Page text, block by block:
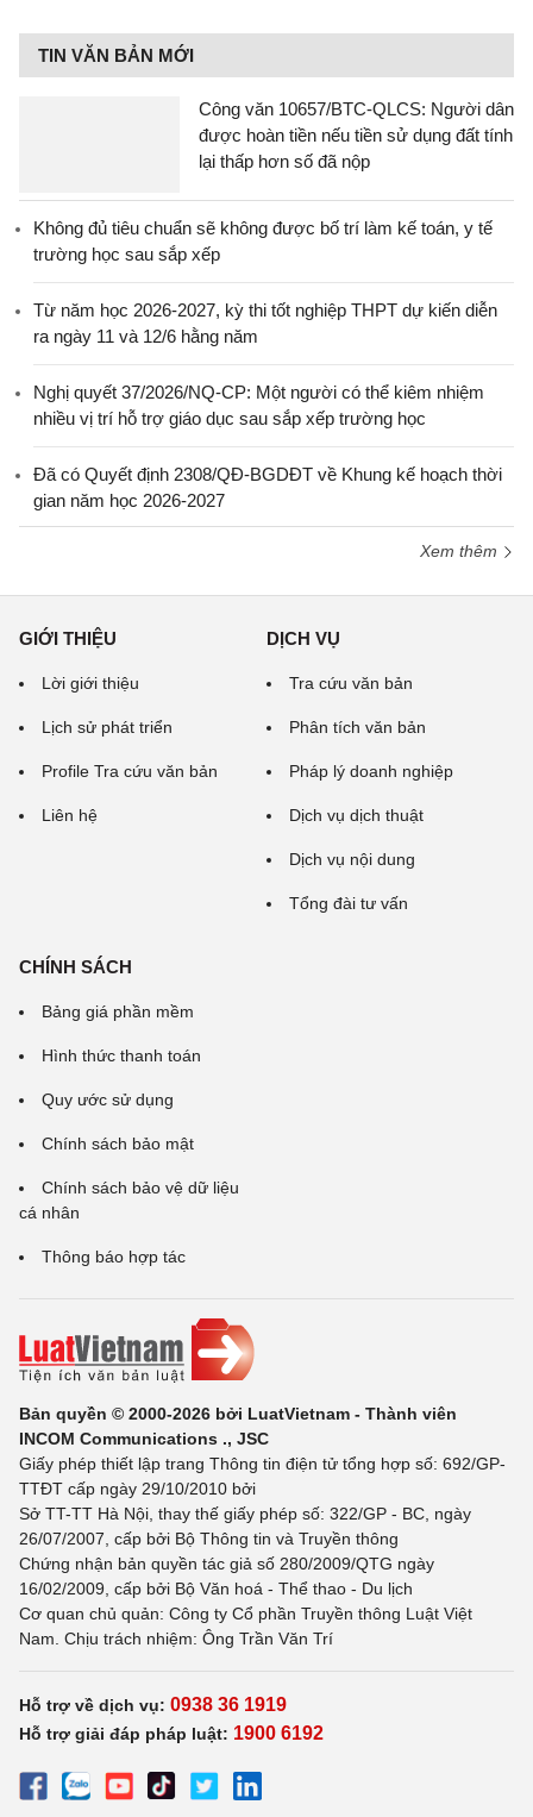
TIN VĂN BẢN MỚI
Công văn 10657/BTC-QLCS: Người dân
được hoàn tiền nếu tiền sử dụng đất tính
lại thấp hơn số đã nộp
Không đủ tiêu chuẩn sẽ không được bố trí làm kế toán, y tế
trường học sau sắp xếp
Từ năm học 2026-2027, kỳ thi tốt nghiệp THPT dự kiến diễn
ra ngày 11 và 12/6 hằng năm
Nghị quyết 37/2026/NQ-CP: Một người có thể kiêm nhiệm
nhiều vị trí hỗ trợ giáo dục sau sắp xếp trường học
Đã có Quyết định 2308/QĐ-BGDĐT về Khung kế hoạch thời
gian năm học 2026-2027
Xem thêm
GIỚI THIỆU
Lời giới thiệu
Lịch sử phát triển
Profile Tra cứu văn bản
Liên hệ
DỊCH VỤ
Tra cứu văn bản
Phân tích văn bản
Pháp lý doanh nghiệp
Dịch vụ dịch thuật
Dịch vụ nội dung
Tổng đài tư vấn
CHÍNH SÁCH
Bảng giá phần mềm
Hình thức thanh toán
Quy ước sử dụng
Chính sách bảo mật
Chính sách bảo vệ dữ liệu
cá nhân
Thông báo hợp tác
Bản quyền © 2000-2026 bởi LuatVietnam - Thành viên
INCOM Communications ., JSC
Giấy phép thiết lập trang Thông tin điện tử tổng hợp số: 692/GP-
TTĐT cấp ngày 29/10/2010 bởi
Sở TT-TT Hà Nội, thay thế giấy phép số: 322/GP - BC, ngày
26/07/2007, cấp bởi Bộ Thông tin và Truyền thông
Chứng nhận bản quyền tác giả số 280/2009/QTG ngày
16/02/2009, cấp bởi Bộ Văn hoá - Thể thao - Du lịch
Cơ quan chủ quản: Công ty Cổ phần Truyền thông Luật Việt
Nam. Chịu trách nhiệm: Ông Trần Văn Trí
Hỗ trợ về dịch vụ: 0938 36 1919
Hỗ trợ giải đáp pháp luật: 1900 6192